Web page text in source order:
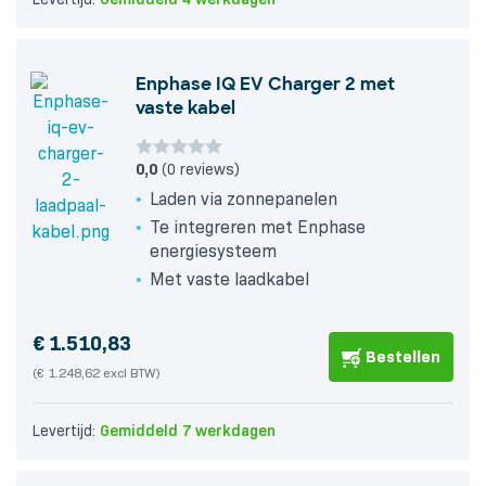
Enphase IQ EV Charger 2 met
vaste kabel
0,0 (0 reviews)
Laden via zonnepanelen
Te integreren met Enphase
energiesysteem
Met vaste laadkabel
€ 1.510,83
(€ 1.248,62 excl BTW)
Bestellen
Levertijd: Gemiddeld 7 werkdagen